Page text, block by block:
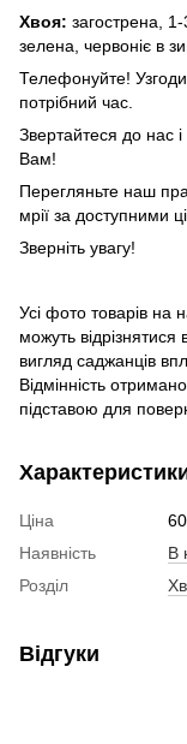
Хвоя: загострена,
зелена, червоніє в
Телефонуйте!
потрібний час.
Звертайтеся до нас
Вам!
Перегляньте наш
мрії за доступними
Зверніть увагу!
Усі фото товарів на
можуть
вигляд саджанців
Відмінність
підставою для
Ціна
Наявність
В
Розділ
Відгуки